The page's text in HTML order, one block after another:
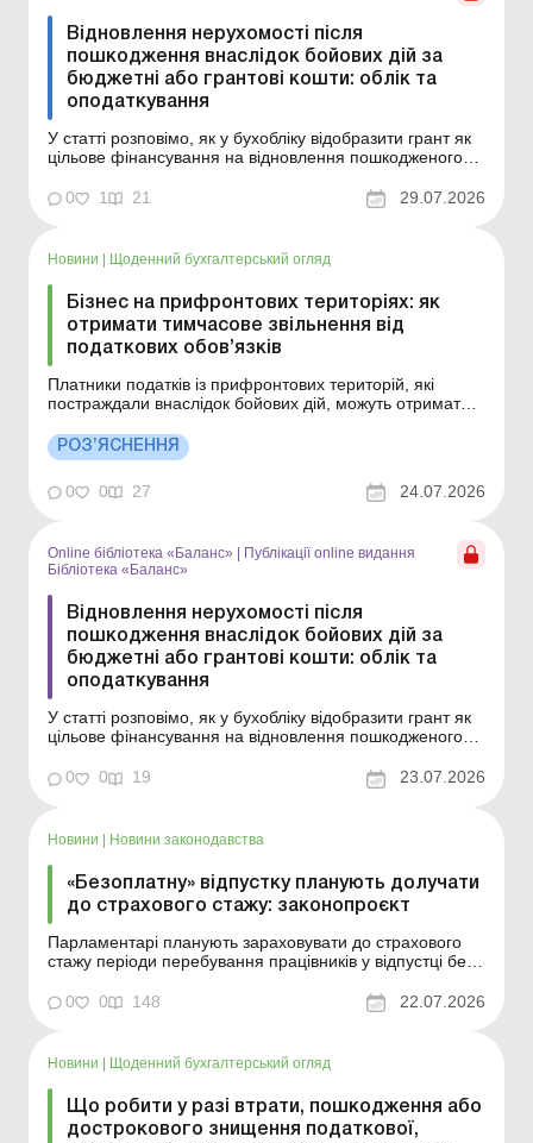
Відновлення нерухомості після
пошкодження внаслідок бойових дій за
бюджетні або грантові кошти: облік та
оподаткування
У статті розповімо, як у бухобліку відобразити грант як
цільове фінансування на відновлення пошкодженого
відображати дохід від такого фінансування та що
робити з витратами на відновлення – включати до
0 1 21 29.07.2026
Новини Щоденний бухгалтерський огляд
Бізнес на прифронтових територіях: як
отримати тимчасове звільнення від
податкових обов’язків
Платники податків із прифронтових територій, які
постраждали внаслідок бойових дій, можуть отримати
обов’язків. Деталі див. нижче. Більше за темою:
Орендоване майно пошкоджено внаслідок бойових дій:
як діяти орендарю? Чи можна отримати статус під...
РОЗ’ЯСНЕННЯ
0 0 27 24.07.2026
Online бібліотека «Баланс»
Публікації online видання
Бібліотека «Баланс»
Відновлення нерухомості після
пошкодження внаслідок бойових дій за
бюджетні або грантові кошти: облік та
оподаткування
У статті розповімо, як у бухобліку відобразити грант як
цільове фінансування на відновлення пошкодженого
відображати дохід від такого фінансування та що
робити з витратами на відновлення – включати до
0 0 19 23.07.2026
Новини | Новини законодавства
«Безоплатну» відпустку планують долучати
до страхового стажу: законопроєкт
Парламентарі планують зараховувати до страхового
стажу періоди перебування працівників у відпустці без
територій бойових дій. Законопроєкт знаходиться на
ознайомленні у Верховній Раді. Більше за темою:
0 0 148 22.07.2026
Новини Щоденний бухгалтерський огляд
Що робити у разі втрати, пошкодження або
дострокового знищення податкової,